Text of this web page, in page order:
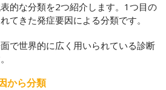
的な分類を2つ紹介します。1つ目の
てきた発症要因による分類です。
で世界的に広く用いられている診断
から分類